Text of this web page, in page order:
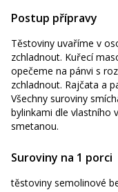
Postup přípravy
Těstoviny uvaříme v
zchladnout. Kuřecí
opečeme na pánvi s
zchladnout. Rajčata a
Všechny suroviny
bylinkami dle vlastního
smetanou.
Suroviny na 1 porci
těstoviny semolinové